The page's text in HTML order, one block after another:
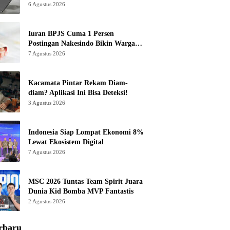
6 Agustus 2026
Iuran BPJS Cuma 1 Persen
Postingan Nakesindo Bikin Warganet
Murka
7 Agustus 2026
Kacamata Pintar Rekam Diam-
diam? Aplikasi Ini Bisa Deteksi!
3 Agustus 2026
Indonesia Siap Lompat Ekonomi 8%
Lewat Ekosistem Digital
7 Agustus 2026
MSC 2026 Tuntas Team Spirit Juara
Dunia Kid Bomba MVP Fantastis
2 Agustus 2026